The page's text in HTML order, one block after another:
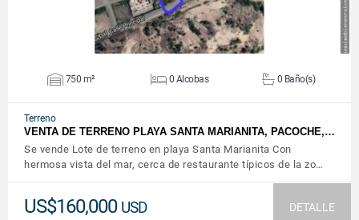
750 m² 0 Alcobas 0 Baño(s)
Terreno
VENTA DE TERRENO PLAYA SANTA MARIANITA, PACOCHE,…
Se vende Lote de terreno en playa Santa Marianita Con
hermosa vista del mar, cerca de restaurante típicos de la zo…
US$160,000 USD DETALLE